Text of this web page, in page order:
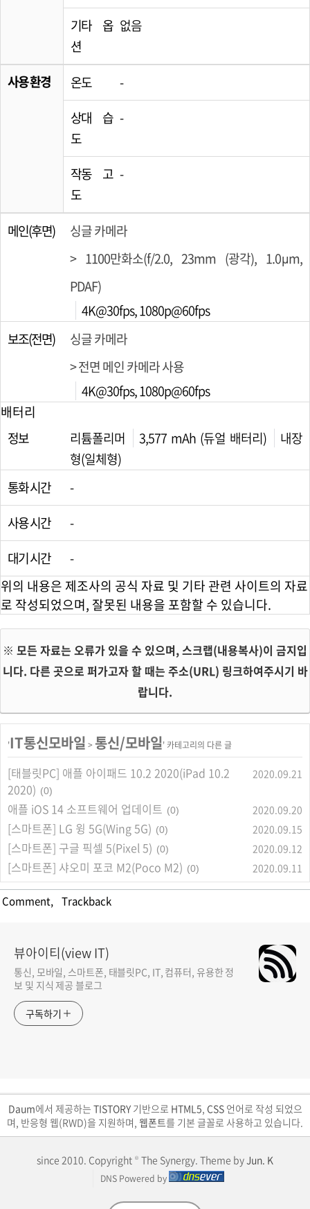
기타 옵
션
없음
사용 환경 온도
-
상대 습
도
-
작동 고
도
-
메인(후면)
싱글 카메라
> 1100만화소(f/2.0, 23mm (광각), 1.0µm,
PDAF)
4K@30fps, 1080p@60fps
보조(전면)
싱글 카메라
> 전면 메인 카메라 사용
4K@30fps, 1080p@60fps
배터리
정보
리튬폴리머 3,577 mAh (듀얼 배터리)
내장
형(일체형)
통화 시간
-
사용 시간
-
대기 시간
-
위의 내용은 제조사의 공식 자료 및 기타 관련 사이트의 자료
로 작성되었으며, 잘못된 내용을 포함할 수 있습니다.
※ 모든 자료는 오류가 있을 수 있으며, 스크랩(내용복사)이 금지입
니다. 다른 곳으로 퍼가고자 할 때는 주소(URL) 링크하여주시기 바
랍니다.
'IT통신모바일 > 통신/모바일' 카테고리의 다른 글
[태블릿PC] 애플 아이패드 10.2 2020(iPad 10.2
2020) (0)
2020.09.21
애플 iOS 14 소프트웨어 업데이트 (0) 2020.09.20
[스마트폰] LG 윙 5G(Wing 5G) (0) 2020.09.15
[스마트폰] 구글 픽셀 5(Pixel 5) (0) 2020.09.12
[스마트폰] 샤오미 포코 M2(Poco M2) (0) 2020.09.11
Comment, Trackback
뷰아이티(view IT)
통신, 모바일, 스마트폰, 태블릿PC, IT, 컴퓨터, 유용한 정
보 및 지식 제공 블로그
구독하기
Daum에서 제공하는 TISTORY기반으로 HTML5, CSS언어로 작성 되었으
며, 반응형 웹(RWD)을 지원하며, 웹폰트를 기본 글꼴로 사용하고 있습니다.
since 2010. Copyright © The Synergy. Theme byJun. K
DNS Powered by